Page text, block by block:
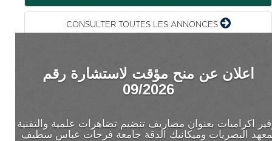
CONSULTER TOUTES LES ANNONCES
اعلان عن منح مؤقت لاستشارة رقم
08/2026
اقتناء مستهلكات النسخ والتصوير لفائدة معهد البصريات
وميكانيك الدقة جامعة سطيف 1